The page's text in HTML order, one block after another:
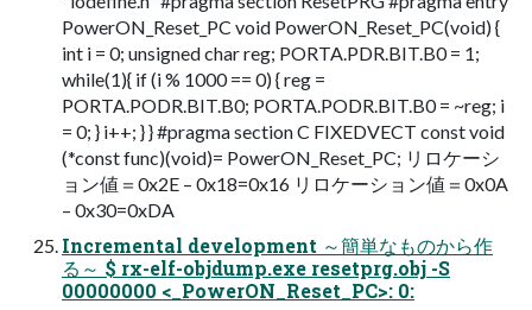
PowerON_Reset_PC void PowerON_Reset_PC(void) {
int i = 0; unsigned char reg; PORTA.PDR.BIT.B0 = 1;
while(1){ if (i % 1000 == 0) { reg =
PORTA.PODR.BIT.B0; PORTA.PODR.BIT.B0 = ~reg; i
= 0; } i++; } } #pragma section C FIXEDVECT const void
(*const func)(void)= PowerON_Reset_PC; リロケーシ
ョン値＝0x2E – 0x18=0x16 リロケーション値＝0x0A
– 0x30=0xDA
Incremental development ～簡単なものから作
る～ $ rx-elf-objdump.exe resetprg.obj -S
00000000 <_PowerON_Reset_PC>: 0: